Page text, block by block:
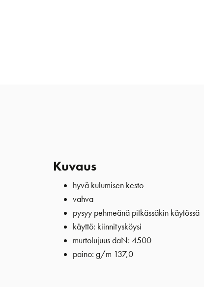
Kuvaus
hyvä kulumisen kesto
vahva
pysyy pehmeänä pitkässäkin käytössä
käyttö: kiinnitysköysi
murtolujuus daN: 4500
paino: g/m 137,0